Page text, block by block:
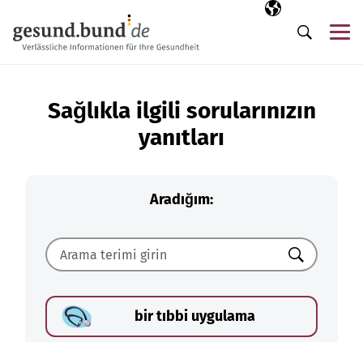
Seçili dil
TR
Arama
Sağlıkla ilgili sorularınızın
yanıtları
Aradığım:
Ara
bir tıbbi uygulama